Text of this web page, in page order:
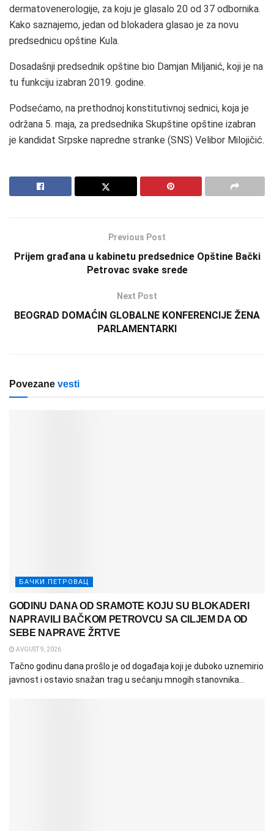
dermatovenerologije, za koju je glasalo 20 od 37 odbornika.
Kako saznajemo, jedan od blokadera glasao je za novu
predsednicu opštine Kula.
Dosadašnji predsednik opštine bio Damjan Miljanić, koji je na
tu funkciju izabran 2019. godine.
Podsećamo, na prethodnoj konstitutivnoj sednici, koja je
održana 5. maja, za predsednika Skupštine opštine izabran
je kandidat Srpske napredne stranke (SNS) Velibor Milojičić.
Previous Post
Prijem građana u kabinetu predsednice Opštine Bački
Petrovac svake srede
Next Post
BEOGRAD DOMAĆIN GLOBALNE KONFERENCIJE ŽENA
PARLAMENTARKI
Povezane vesti
БАЧКИ ПЕТРОВАЦ
GODINU DANA OD SRAMOTE KOJU SU BLOKADERI
NAPRAVILI BAČKOM PETROVCU SA CILJEM DA OD
SEBE NAPRAVE ŽRTVE
AVGUST 9, 2026
Tačno godinu dana prošlo je od događaja koji je duboko uznemirio
javnost i ostavio snažan trag u sećanju mnogih stanovnika...